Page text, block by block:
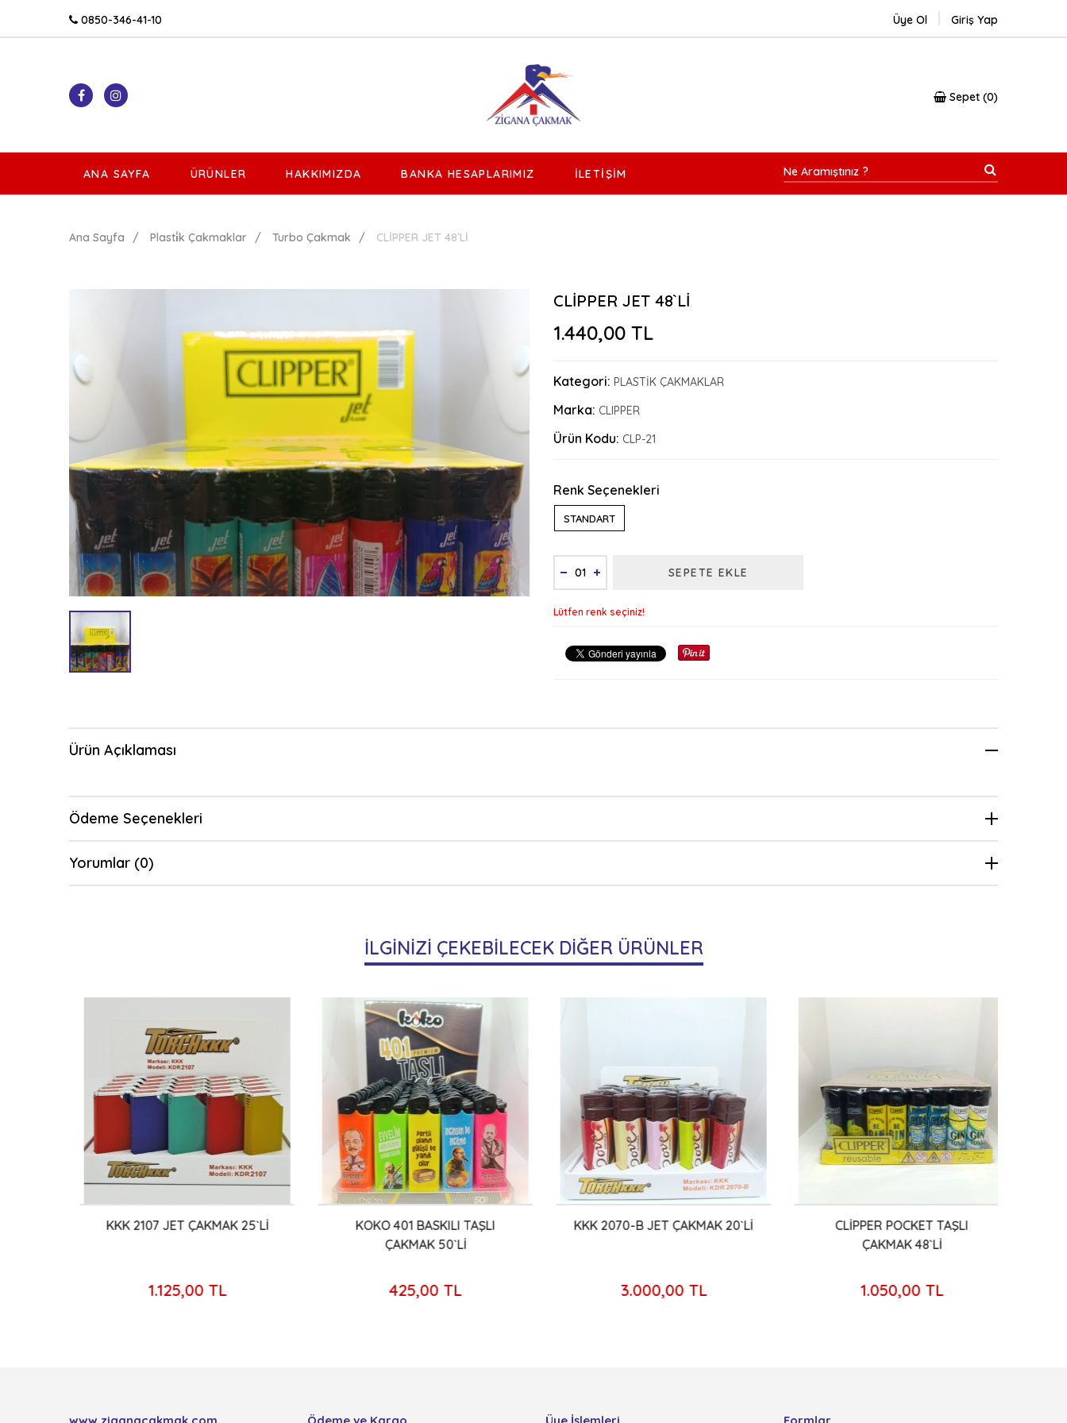
0850-346-41-10 Üye Ol Giriş Yap
Sepet 0
ANA SAYFA ÜRÜNLER HAKKIMIZDA BANKA HESAPLARIMIZ İLETIŞIM
Ana Sayfa Plasti̇k Çakmaklar Turbo Çakmak CLİPPER JET 48`Lİ
CLİPPER JET 48`Lİ
1.440,00 TL
Kategori: PLASTİK ÇAKMAKLAR
Marka: CLIPPER
Ürün Kodu: CLP-21
Renk Seçenekleri
STANDART
SEPETE EKLE
Lütfen renk seçiniz!
Ürün Açıklaması
Ödeme Seçenekleri
Yorumlar (0)
İLGİNİZİ ÇEKEBİLECEK DİĞER ÜRÜNLER
KKK 2107 JET ÇAKMAK 25`Lİ
1.125,00 TL
KOKO 401 BASKILI TAŞLI
ÇAKMAK 50`Lİ
425,00 TL
KKK 2070-B JET ÇAKMAK 20`Lİ
3.000,00 TL
CLİPPER POCKET TAŞLI
ÇAKMAK 48`Lİ
1.050,00 TL